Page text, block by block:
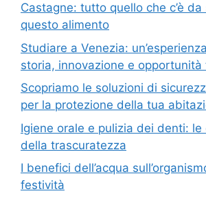
Castagne: tutto quello che c’è da
questo alimento
Studiare a Venezia:
storia, innovazione e opportunità
Scopriamo le soluzioni di
per la protezione della tua
Igiene orale e pulizia dei denti: le
della trascuratezza
I benefici dell’acqua
festività